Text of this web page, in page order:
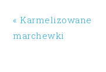
« Karmelizowane
marchewki